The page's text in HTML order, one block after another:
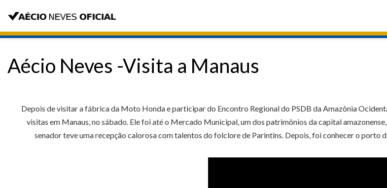
Aécio Neves -Visita a Manaus
Depois de visitar a fábrica da Moto Honda e participar do Encontro Regional do PSDB da Amazônia
visitas em Manaus, no sábado. Ele foi até o Mercado Municipal, um dos patrimônios da capital
senador teve uma recepção calorosa com talentos do folclore de Parintins. Depois, foi conhecer o porto